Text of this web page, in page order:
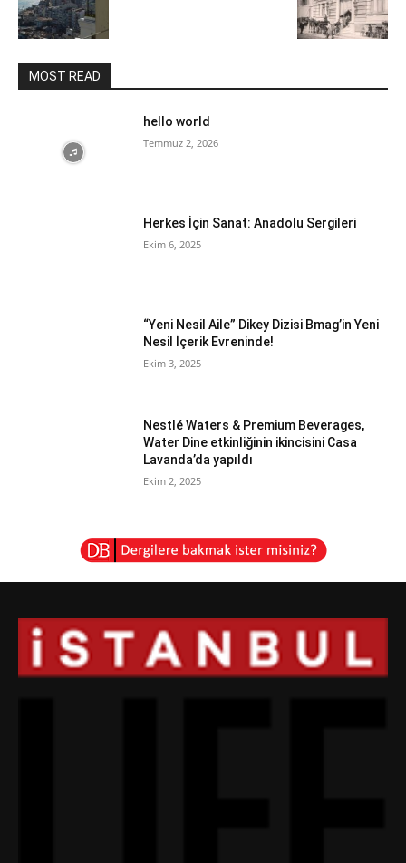
MOST READ
hello world
Temmuz 2, 2026
Herkes İçin Sanat: Anadolu Sergileri
Ekim 6, 2025
“Yeni Nesil Aile” Dikey Dizisi Bmag’in Yeni
Nesil İçerik Evreninde!
Ekim 3, 2025
Nestlé Waters & Premium Beverages,
Water Dine etkinliğinin ikincisini Casa
Lavanda’da yapıldı
Ekim 2, 2025